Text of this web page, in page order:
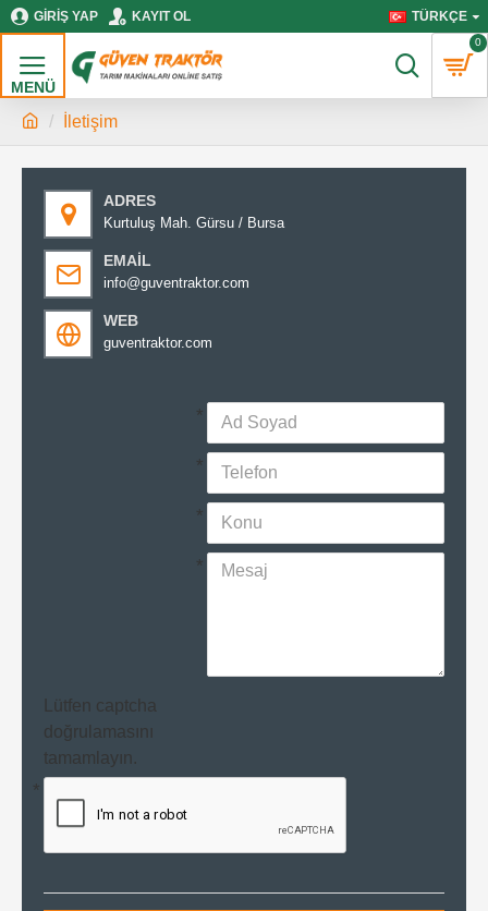
GIRIŞ YAP KAYIT OL TÜRKÇE
0
İletişim
ADRES
Kurtuluş Mah. Gürsu / Bursa
EMAIL
info@guventraktor.com
WEB
guventraktor.com
Lütfen captcha
doğrulamasını
tamamlayın.